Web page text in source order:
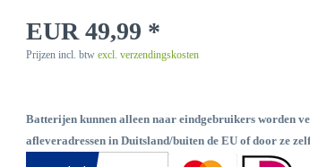
EUR 49,99 *
Prijzen incl. btwexcl. verzendingskosten
Batterijen kunnen alleen naar eindgebruikers worden
afleveradressen in Duitsland/buiten de EU of door ze